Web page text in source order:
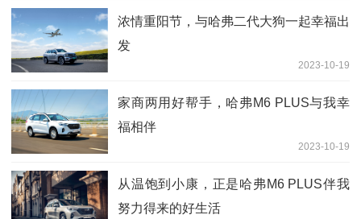
浓情重阳节，与哈弗二代大狗一起幸福出
发
2023-10-19
家商两用好帮手，哈弗M6 PLUS与我幸
福相伴
2023-10-19
从温饱到小康，正是哈弗M6 PLUS伴我
努力得来的好生活